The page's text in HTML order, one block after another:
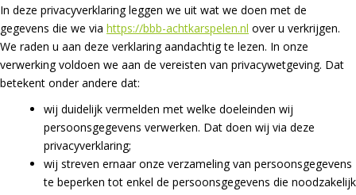
In deze privacyverklaring leggen we uit wat we doen met de
gegevens die we via https://bbb-achtkarspelen.nl over u verkrijgen.
We raden u aan deze verklaring aandachtig te lezen. In onze
verwerking voldoen we aan de vereisten van privacywetgeving. Dat
betekent onder andere dat:
wij duidelijk vermelden met welke doeleinden wij
persoonsgegevens verwerken. Dat doen wij via deze
privacyverklaring;
wij streven ernaar onze verzameling van persoonsgegevens
te beperken tot enkel de persoonsgegevens die noodzakelijk